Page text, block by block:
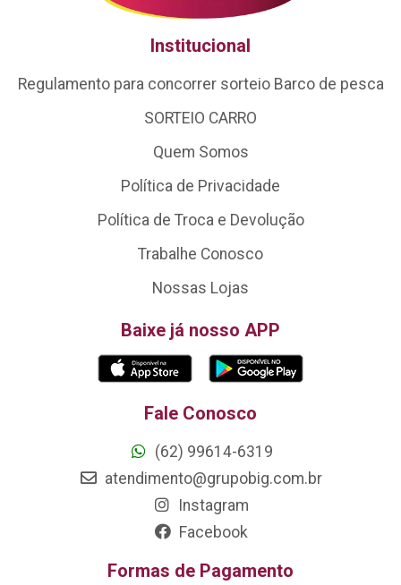
Institucional
Regulamento para concorrer sorteio Barco de pesca
SORTEIO CARRO
Quem Somos
Política de Privacidade
Política de Troca e Devolução
Trabalhe Conosco
Nossas Lojas
Baixe já nosso APP
Fale Conosco
(62) 99614-6319
atendimento@grupobig.com.br
Instagram
Facebook
Formas de Pagamento